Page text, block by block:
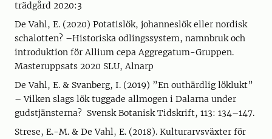
trädgård 2020:3
De Vahl, E. (2020) Potatislök, johanneslök eller nordisk
schalotten? –Historiska odlingssystem, namnbruk och
introduktion för Allium cepa Aggregatum-Gruppen.
Masteruppsats 2020 SLU, Alnarp
De Vahl, E. & Svanberg, I. (2019) ”En outhärdlig löklukt”
– Vilken slags lök tuggade allmogen i Dalarna under
gudstjänsterna? Svensk Botanisk Tidskrift, 113: 134–147.
Strese, E.-M. & De Vahl, E. (2018). Kulturarvsväxter för